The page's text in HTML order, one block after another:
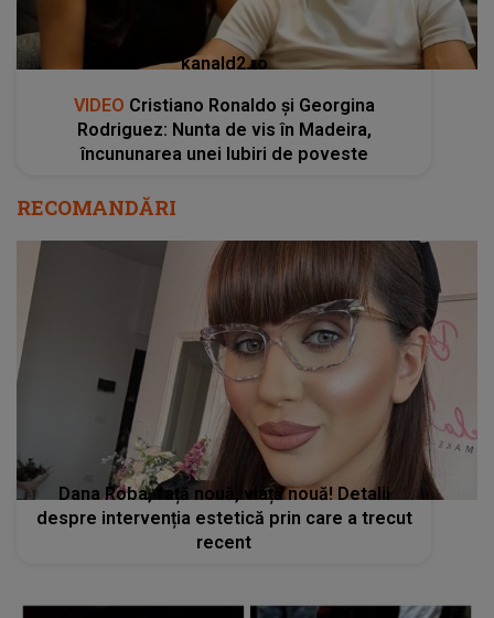
Dana Roba, față nouă, viață nouă! Detalii
despre intervenția estetică prin care a trecut
recent